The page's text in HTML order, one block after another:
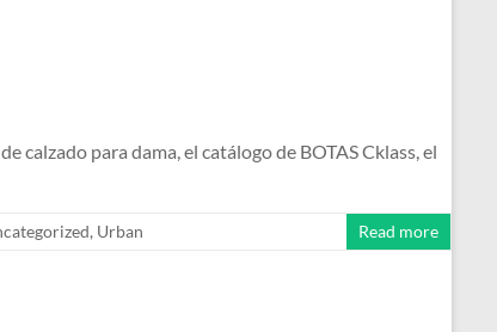
calzado para dama, el catálogo de BOTAS Cklass, el
, Urban Read more